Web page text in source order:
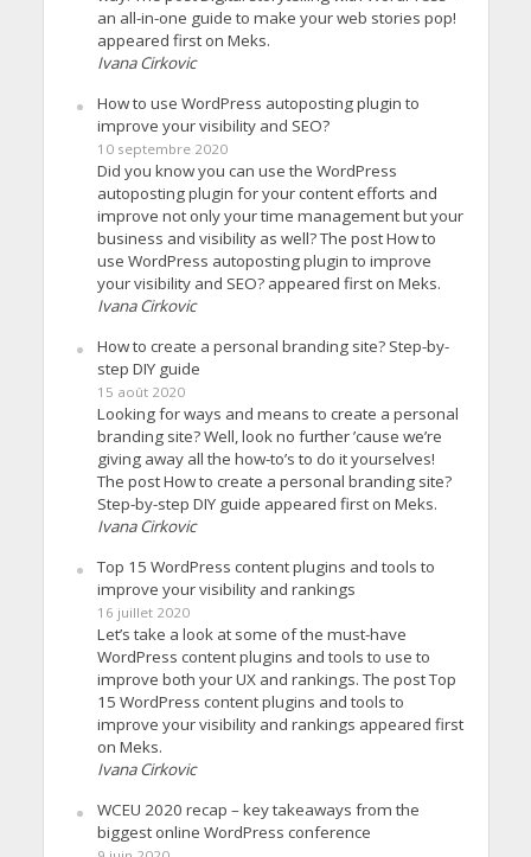
an all-in-one guide to make your web stories pop!
appeared first on Meks.
Ivana Cirkovic
How to use WordPress autoposting plugin to
improve your visibility and SEO?
10 septembre 2020
Did you know you can use the WordPress
autoposting plugin for your content efforts and
improve not only your time management but your
business and visibility as well? The post How to
use WordPress autoposting plugin to improve
your visibility and SEO? appeared first on Meks.
Ivana Cirkovic
How to create a personal branding site? Step-by-
step DIY guide
15 août 2020
Looking for ways and means to create a personal
branding site? Well, look no further ’cause we’re
giving away all the how-to’s to do it yourselves!
The post How to create a personal branding site?
Step-by-step DIY guide appeared first on Meks.
Ivana Cirkovic
Top 15 WordPress content plugins and tools to
improve your visibility and rankings
16 juillet 2020
Let’s take a look at some of the must-have
WordPress content plugins and tools to use to
improve both your UX and rankings. The post Top
15 WordPress content plugins and tools to
improve your visibility and rankings appeared first
on Meks.
Ivana Cirkovic
WCEU 2020 recap – key takeaways from the
biggest online WordPress conference